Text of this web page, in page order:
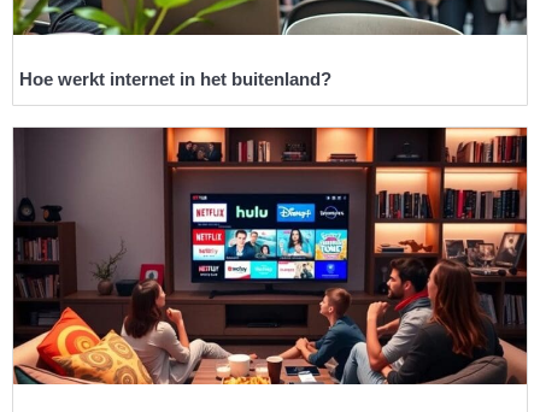
Hoe werkt internet in het buitenland?